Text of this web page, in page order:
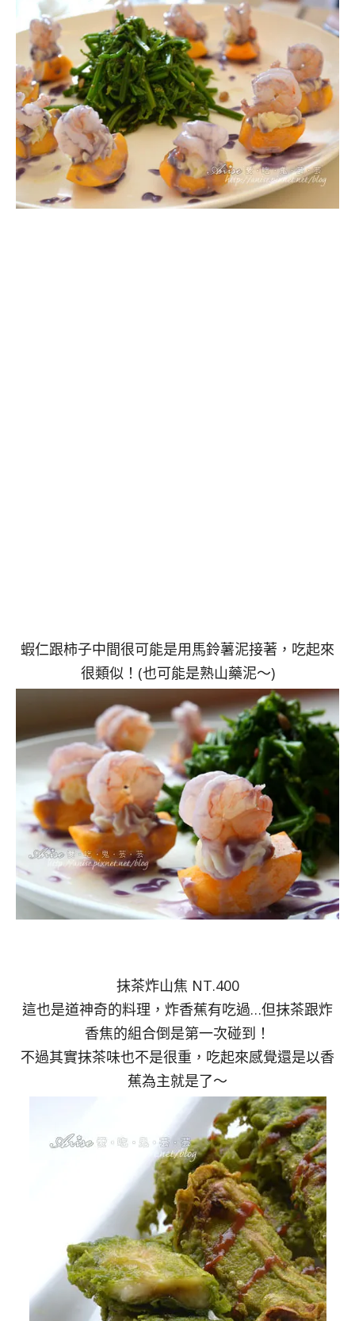
蝦仁跟柿子中間很可能是用馬鈴薯泥接著，吃起來
很類似！(也可能是熟山藥泥～)
抹茶炸山焦 NT.400
這也是道神奇的料理，炸香蕉有吃過…但抹茶跟炸
香焦的組合倒是第一次碰到！
不過其實抹茶味也不是很重，吃起來感覺還是以香
蕉為主就是了～